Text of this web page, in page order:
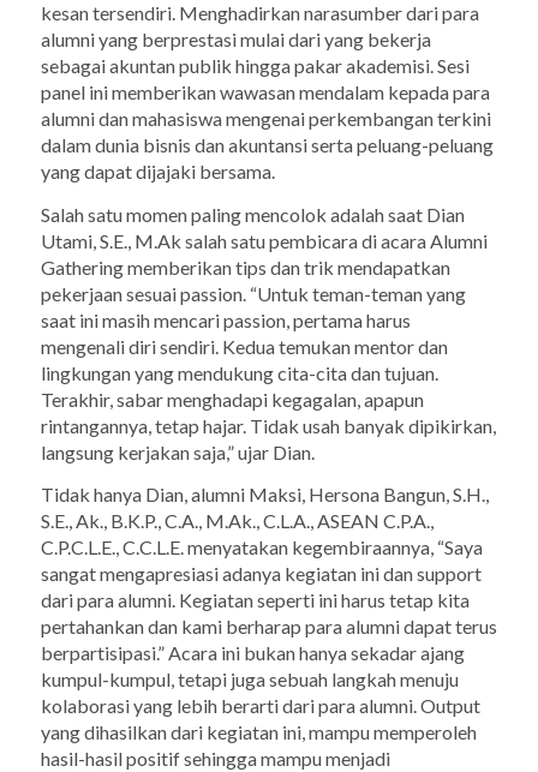
kesan tersendiri. Menghadirkan narasumber dari para
alumni yang berprestasi mulai dari yang bekerja
sebagai akuntan publik hingga pakar akademisi. Sesi
panel ini memberikan wawasan mendalam kepada para
alumni dan mahasiswa mengenai perkembangan terkini
dalam dunia bisnis dan akuntansi serta peluang-peluang
yang dapat dijajaki bersama.
Salah satu momen paling mencolok adalah saat Dian
Utami, S.E., M.Ak salah satu pembicara di acara Alumni
Gathering memberikan tips dan trik mendapatkan
pekerjaan sesuaipassion. “Untuk teman-teman yang
saat ini masih mencaripassion, pertama harus
mengenali diri sendiri. Kedua temukan mentor dan
lingkungan yang mendukung cita-cita dan tujuan.
Terakhir, sabar menghadapi kegagalan, apapun
rintangannya, tetap hajar. Tidak usah banyak dipikirkan,
langsung kerjakan saja,” ujar Dian.
Tidak hanya Dian, alumni Maksi, Hersona Bangun, S.H.,
S.E., Ak., B.K.P., C.A., M.Ak., C.L.A., ASEAN C.P.A.,
C.P.C.L.E., C.C.L.E. menyatakan kegembiraannya, “Saya
sangat mengapresiasi adanya kegiatan ini dansupport
dari para alumni. Kegiatan seperti ini harus tetap kita
pertahankan dan kami berharap para alumni dapat terus
berpartisipasi.” Acara ini bukan hanya sekadar ajang
kumpul-kumpul, tetapi juga sebuah langkah menuju
kolaborasi yang lebih berarti dari para alumni.Output
yang dihasilkan dari kegiatan ini, mampu memperoleh
hasil-hasil positif sehingga mampu menjadi